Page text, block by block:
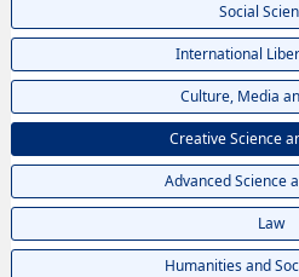
Social
International
Culture, Media
Creative Science
Advanced Science
Law
Humanities and